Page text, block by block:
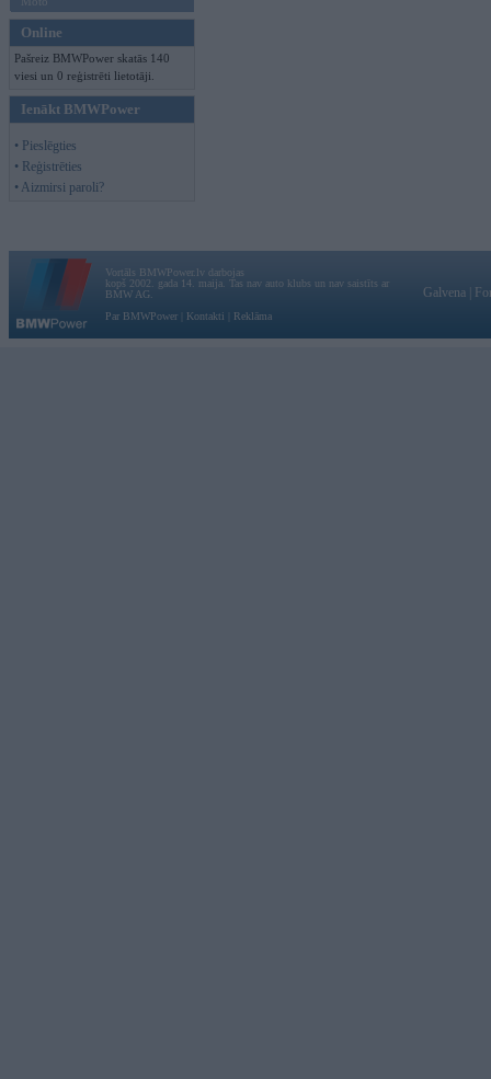
Online
Pašreiz BMWPower skatās 140
viesi un 0 reģistrēti lietotāji.
Ienākt BMWPower
• Pieslēgties
• Reģistrēties
• Aizmirsi paroli?
Vortāls BMWPower.lv darbojas
kopš 2002. gada 14. maija. Tas nav auto klubs un nav saistīts ar
BMW AG.
Par BMWPower
Kontakti Reklāma
Galvena